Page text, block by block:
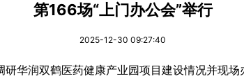
第166场“上门办公会”举行
2025-12-30 09:27:40
润双鹤医药健康产业园项目建设情况并现场